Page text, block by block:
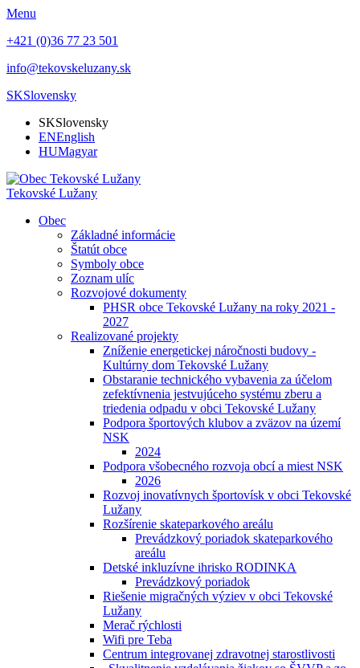
Menu
+421 (0)36 77 23 501
info@tekovskeluzany.sk
SKSlovensky
SKSlovensky
ENEnglish
HUMagyar
Tekovské Lužany
Obec
Základné informácie
Štatút obce
Symboly obce
Zoznam ulíc
Rozvojové dokumenty
PHSR obce Tekovské Lužany na roky 2021 -
2027
Realizované projekty
Zníženie energetickej náročnosti budovy -
Kultúrny dom Tekovské Lužany
Obstaranie technického vybavenia za účelom
zefektívnenia jestvujúceho systému zberu a
triedenia odpadu v obci Tekovské Lužany
Podpora športových klubov a zväzov na území
NSK
2024
Podpora všobecného rozvoja obcí a miest NSK
2026
Rozvoj inovatívnych športovísk v obci Tekovské
Lužany
Rozšírenie skateparkového areálu
Prevádzkový poriadok skateparkového
areálu
Detské inkluzívne ihrisko RODINKA
Prevádzkový poriadok
Riešenie migračných výziev v obci Tekovské
Lužany
Merač rýchlosti
Wifi pre Teba
Centrum integrovanej zdravotnej starostlivosti